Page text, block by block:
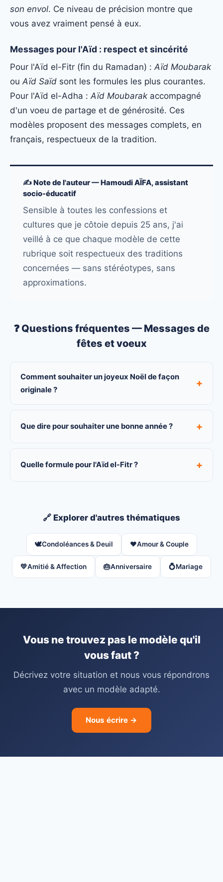
son envol. Ce niveau de précision montre que
vous avez vraiment pensé à eux.
Messages pour l'Aïd : respect et sincérité
Pour l'Aïd el-Fitr (fin du Ramadan) : Aïd Moubarak
ou Aïd Saïd sont les formules les plus courantes.
Pour l'Aïd el-Adha : Aïd Moubarak accompagné
d'un voeu de partage et de générosité. Ces
modèles proposent des messages complets, en
français, respectueux de la tradition.
✍️ Note de l'auteur — Hamoudi AÏFA, assistant
socio-éducatif
Sensible à toutes les confessions et
cultures que je côtoie depuis 25 ans, j'ai
veillé à ce que chaque modèle de cette
rubrique soit respectueux des traditions
concernées — sans stéréotypes, sans
approximations.
❓ Questions fréquentes — Messages de
fêtes et voeux
Comment souhaiter un joyeux Noël de façon
originale ?
+
Que dire pour souhaiter une bonne année ? +
Quelle formule pour l'Aïd el-Fitr ? +
🔗 Explorer d'autres thématiques
🕊️Condoléances & Deuil ❤️Amour & Couple
💛Amitié & Affection 🎂Anniversaire 💍Mariage
Vous ne trouvez pas le modèle qu'il
vous faut ?
Décrivez votre situation et nous vous répondrons
avec un modèle adapté.
Nous écrire →